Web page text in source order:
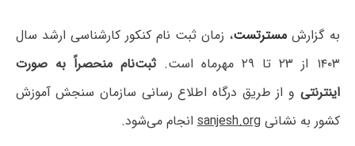
به گزارش مسترتست، زمان ثبت نام کنکور کارشناسی ارشد سال
۱۴۰۳ از ۲۳ تا ۲۹ مهرماه است.
ثبت‌نام منحصراً به صورت
اینترنتی و از طریق درگاه اطلاع رسانی سازمان سنجش آموزش
کشور به نشانیsanjesh.orgانجام می‌شود.